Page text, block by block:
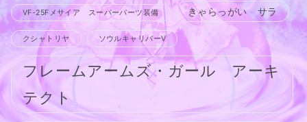
VF-25Fメサイア スーパーパーツ装備 きゃらっがい サラ
クシャトリヤ ソウルキャリバーV
フレームアームズ・ガール アーキ
テクト